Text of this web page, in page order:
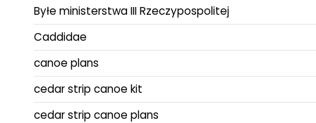
Byłe ministerstwa III Rzeczypospolitej
Caddidae
canoe plans
cedar strip canoe kit
cedar strip canoe plans